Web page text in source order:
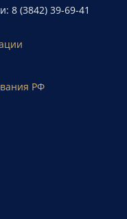
8 (3842) 39-69-41
РФ